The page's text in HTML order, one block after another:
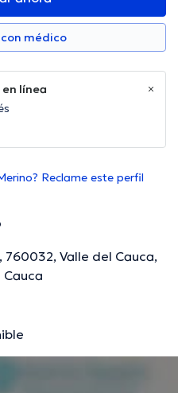
médico
línea
Reclame este perfil
760032, Valle del Cauca,
Cauca